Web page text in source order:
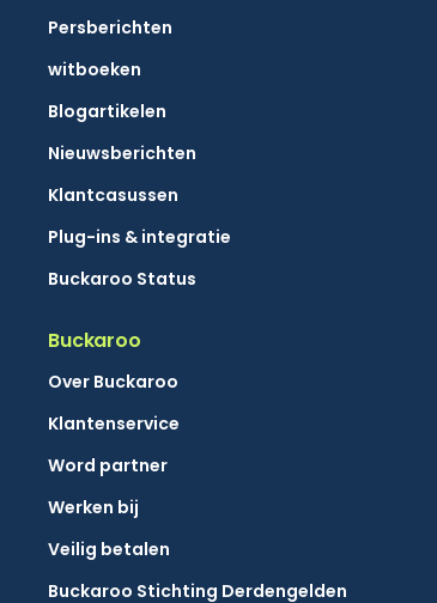
Persberichten
witboeken
Blogartikelen
Nieuwsberichten
Klantcasussen
Plug-ins & integratie
Buckaroo Status
Buckaroo
Over Buckaroo
Klantenservice
Word partner
Werken bij
Veilig betalen
Buckaroo Stichting Derdengelden